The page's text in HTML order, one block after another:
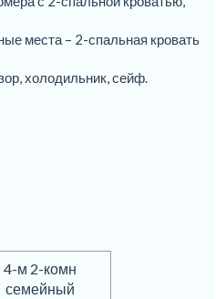
места – 2-спальная кровать
холодильник, сейф.
4-м 2-комн
семейный